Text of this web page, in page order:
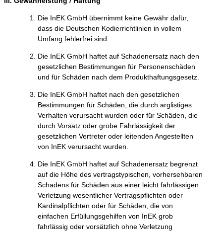
Die InEK GmbH übernimmt keine Gewähr dafür,
dass die Deutschen Kodierrichtlinien in vollem
Umfang fehlerfrei sind.
Die InEK GmbH haftet auf Schadenersatz nach den
gesetzlichen Bestimmungen für Personenschäden
und für Schäden nach dem Produkthaftungsgesetz.
Die InEK GmbH haftet nach den gesetzlichen
Bestimmungen für Schäden, die durch arglistiges
Verhalten verursacht wurden oder für Schäden, die
durch Vorsatz oder grobe Fahrlässigkeit der
gesetzlichen Vertreter oder leitenden Angestellten
von InEK verursacht wurden.
Die InEK GmbH haftet auf Schadenersatz begrenzt
auf die Höhe des vertragstypischen, vorhersehbaren
Schadens für Schäden aus einer leicht fahrlässigen
Verletzung wesentlicher Vertragspflichten oder
Kardinalpflichten oder für Schäden, die von
einfachen Erfüllungsgehilfen von InEK grob
fahrlässig oder vorsätzlich ohne Verletzung